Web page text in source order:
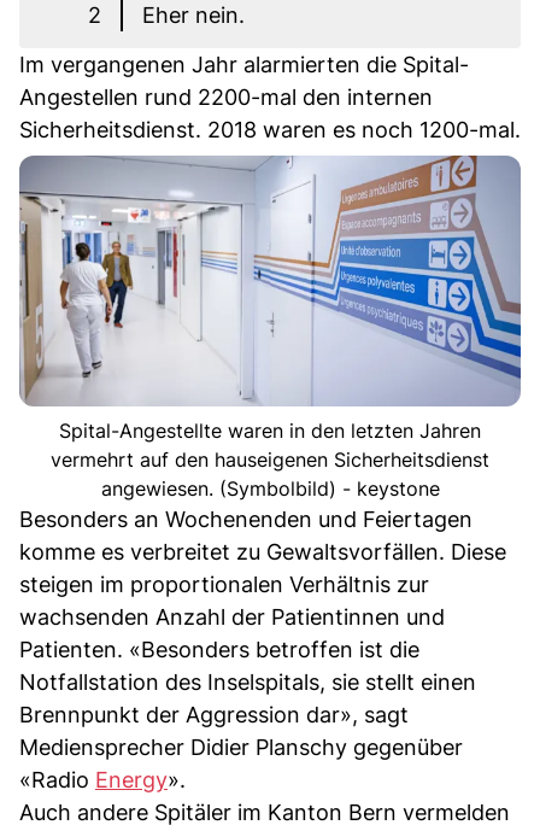
2
Eher nein.
Im vergangenen Jahr alarmierten die Spital-
Angestellen rund 2200-mal den internen
Sicherheitsdienst. 2018 waren es noch 1200-mal.
Spital-Angestellte waren in den letzten Jahren
vermehrt auf den hauseigenen Sicherheitsdienst
angewiesen. (Symbolbild) - keystone
Besonders an Wochenenden und Feiertagen
komme es verbreitet zu Gewaltsvorfällen. Diese
steigen im proportionalen Verhältnis zur
wachsenden Anzahl der Patientinnen und
Patienten. «Besonders betroffen ist die
Notfallstation des Inselspitals, sie stellt einen
Brennpunkt der Aggression dar», sagt
Mediensprecher Didier Planschy gegenüber
«Radio Energy».
Auch andere Spitäler im Kanton Bern vermelden